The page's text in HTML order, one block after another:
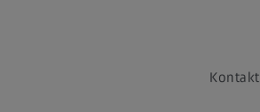
Kontakt